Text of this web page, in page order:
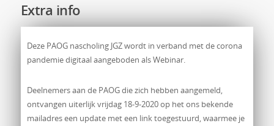
Extra info
Deze PAOG nascholing JGZ wordt in verband met de corona
pandemie digitaal aangeboden als Webinar.
Deelnemers aan de PAOG die zich hebben aangemeld,
ontvangen uiterlijk vrijdag 18-9-2020 op het ons bekende
mailadres een update met een link toegestuurd, waarmee je